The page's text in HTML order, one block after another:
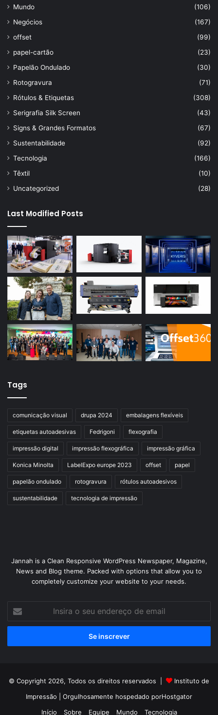
Mundo
(106)
Negócios
(167)
offset
(99)
papel-cartão
(23)
Papelão Ondulado
(30)
Rotogravura
(71)
Rótulos & Etiquetas
(308)
Serigrafia Silk Screen
(43)
Signs & Grandes Formatos
(67)
Sustentabilidade
(92)
Tecnologia
(166)
Têxtil
(10)
Uncategorized
(28)
Last Modified Posts
Tags
comunicação visual drupa 2024 embalagens flexíveis
etiquetas autoadesivas Fedrigoni flexografia
impressão digital impressão flexográfica impressão gráfica
Konica Minolta LabelExpo europe 2023 offset papel
papelão ondulado rotogravura rótulos autoadesivos
sustentabilidade tecnologia de impressão
Jannah is a Clean Responsive WordPress Newspaper, Magazine,
News and Blog theme. Packed with options that allow you to
completely customize your website to your needs.
seu
de
© Copyright 2026, Todos os direitos reservados |
Instituto de
Impressão | Orgulhosamente hospedado porHostgator
Início
Sobre Equipe Mundo Tecnologia